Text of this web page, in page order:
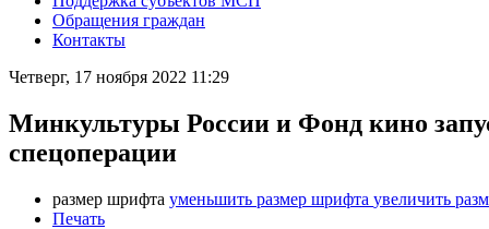
Обращения граждан
Контакты
Четверг, 17 ноября 2022 11:29
Минкультуры России и Фонд кино
спецоперации
размер шрифта уменьшить размер шрифта увеличить
Печать